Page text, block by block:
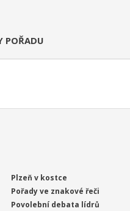
POŘADU
Plzeň v kostce
Pořady ve znakové řeči
Povolební debata lídrů